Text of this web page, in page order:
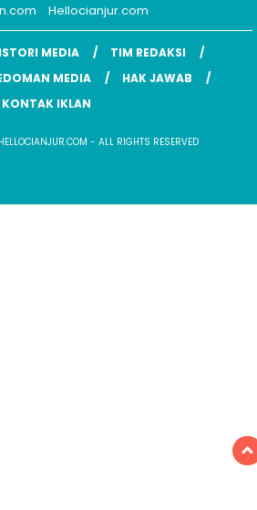
Hellocianjur.com
MEDIA
TIM REDAKSI
MEDIA
HAK JAWAB
KONTAK IKLAN
- ALL RIGHTS RESERVED